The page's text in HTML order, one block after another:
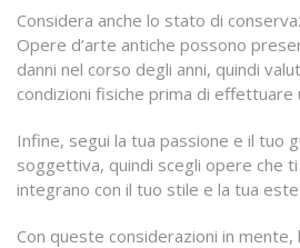
Considera anche lo stato di
Opere d’arte antiche possono
danni nel corso degli anni, quindi
condizioni fisiche prima di effettuare
Infine, segui la tua passione e il tuo
soggettiva, quindi scegli opere che
integrano con il tuo stile e la tua
Con queste considerazioni in mente,